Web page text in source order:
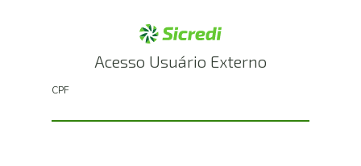
Acesso Usuário Externo
CPF